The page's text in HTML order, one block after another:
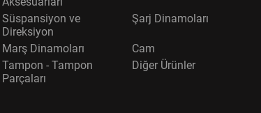
Süspansiyon ve
Direksiyon
Şarj Dinamoları
Marş Dinamoları
Cam
Tampon - Tampon
Parçaları
Diğer Ürünler